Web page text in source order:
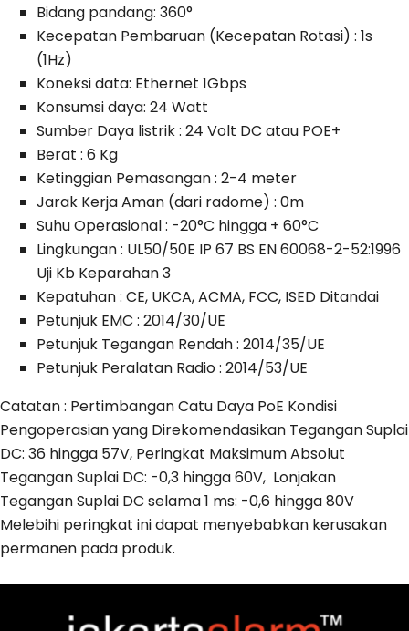
Bidang pandang: 360°
Kecepatan Pembaruan (Kecepatan Rotasi) : 1s
(1Hz)
Koneksi data: Ethernet 1Gbps
Konsumsidaya: 24 Watt
Sumber Daya listrik : 24 Volt DC atau POE+
Berat : 6 Kg
Ketinggian Pemasangan : 2-4 meter
Jarak Kerja Aman (dari radome) : 0m
Suhu Operasional : -20°C hingga + 60°C
Lingkungan : UL50/50E IP 67 BS EN 60068-2-52:1996
Uji Kb Keparahan 3
Kepatuhan : CE, UKCA, ACMA, FCC, ISED Ditandai
Petunjuk EMC : 2014/30/UE
Petunjuk Tegangan Rendah : 2014/35/UE
Petunjuk Peralatan Radio : 2014/53/UE
Catatan : Pertimbangan Catu Daya PoE Kondisi
Pengoperasian yang Direkomendasikan Tegangan Suplai
DC: 36 hingga 57V, Peringkat Maksimum Absolut
Tegangan Suplai DC: -0,3 hingga 60V, Lonjakan
Tegangan Suplai DC selama 1 ms: -0,6 hingga 80V
Melebihi peringkat ini dapat menyebabkan kerusakan
permanen pada produk.